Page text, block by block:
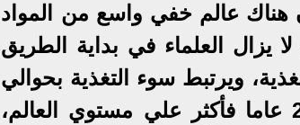
هناك عالم خفي واسع من المواد
يزال العلماء في بداية الطريق
ويرتبط سوء التغذية بحوالي
خمس الوفيات بين البالغين الذين تبلغ أعمارهم 25 عاما فأكثر علي مستوي العالم،